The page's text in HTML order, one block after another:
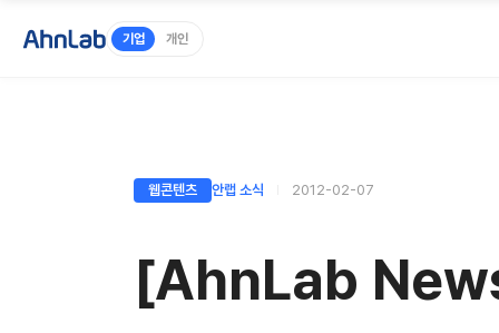
기업 개인
웹콘텐츠 안랩 소식 2012-02-07
[AhnLab